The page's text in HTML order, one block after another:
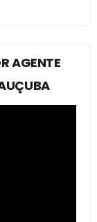
AGENTE